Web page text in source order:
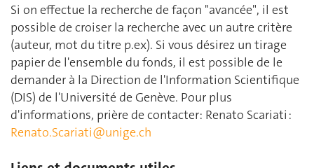
Si on effectue la recherche de façon "avancée", il est
possible de croiser la recherche avec un autre critère
(auteur, mot du titre p.ex). Si vous désirez un tirage
papier de l'ensemble du fonds, il est possible de le
demander à la Direction de l'Information Scientifique
(DIS) de l'Université de Genève. Pour plus
d'informations, prière de contacter: Renato Scariati :
Renato.Scariati@unige.ch